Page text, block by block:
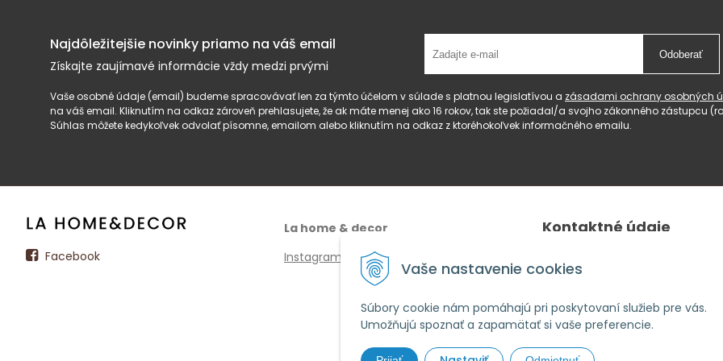
Vaše nastavenie cookies
Súbory cookie nám pomáhajú pri poskytovaní služieb pre vás.
Umožňujú spoznať a zapamätať si vaše preferencie.
Najdôležitejšie novinky priamo na váš email
Získajte zaujímavé informácie vždy medzi prvými
Odoberať
Vaše osobné údaje (email) budeme spracovávať len za týmto účelom v súlade s platnou legislatívou a zásadami ochrany osobných
na váš email. Kliknutím na odkaz zároveň prehlasujete, že ak máte menej ako 16 rokov, tak ste požiadal/a svojho zákonného
Súhlas môžete kedykoľvek odvolať písomne, emailom alebo kliknutím na odkaz z ktoréhokoľvek informačného emailu.
Facebook
La home & decor
Instagram
Kontaktné údaje
E-mail:
Adresa:Zelenečská 10236/27
91702,Trnava